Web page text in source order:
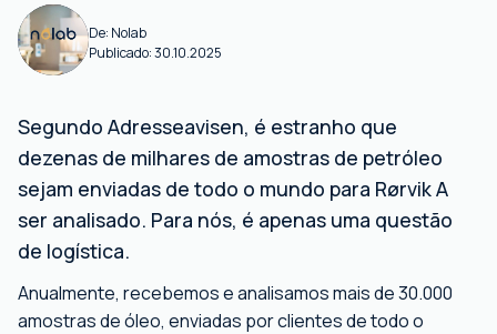
De: Nolab
Publicado:30.10.2025
Segundo Adresseavisen, é estranho que
dezenas de milhares de amostras de petróleo
sejam enviadas de todo o mundo para Rørvik A
ser analisado. Para nós, é apenas uma questão
de logística.
Anualmente, recebemos e analisamos mais de 30.000
amostras de óleo, enviadas por clientes de todo o